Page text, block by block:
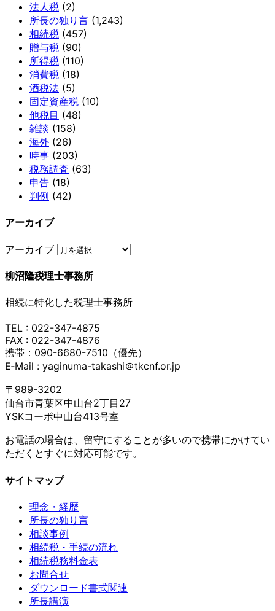
法人税 (2)
所長の独り言 (1,243)
相続税 (457)
贈与税 (90)
所得税 (110)
消費税 (18)
酒税法 (5)
固定資産税 (10)
他税目 (48)
雑談 (158)
海外 (26)
時事 (203)
税務調査 (63)
申告 (18)
判例 (42)
アーカイブ
アーカイブ
柳沼隆税理士事務所
相続に特化した税理士事務所
TEL : 022-347-4875
FAX : 022-347-4876
携帯：090-6680-7510（優先）
E‐Mail : yaginuma-takashi＠tkcnf.or.jp
〒989-3202
仙台市青葉区中山台2丁目27
YSKコーポ中山台413号室
お電話の場合は、留守にすることが多いので携帯にかけてい
ただくとすぐに対応可能です。
サイトマップ
理念・経歴
所長の独り言
相談事例
相続税・手続の流れ
相続税務料金表
お問合せ
ダウンロード書式関連
所長講演